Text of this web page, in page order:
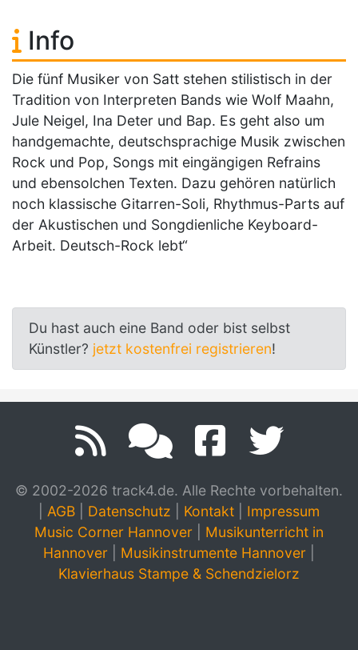
Info
Die fünf Musiker von Satt stehen stilistisch in der
Tradition von Interpreten Bands wie Wolf Maahn,
Jule Neigel, Ina Deter und Bap. Es geht also um
handgemachte, deutschsprachige Musik zwischen
Rock und Pop, Songs mit eingängigen Refrains
und ebensolchen Texten. Dazu gehören natürlich
noch klassische Gitarren-Soli, Rhythmus-Parts auf
der Akustischen und Songdienliche Keyboard-
Arbeit. Deutsch-Rock lebt“
Du hast auch eine Band oder bist selbst
Künstler? jetzt kostenfrei registrieren!
© 2002-2026 track4.de. Alle Rechte vorbehalten.
AGB Datenschutz Kontakt
Impressum
Music Corner Hannover
Musikunterricht in
Hannover
Musikinstrumente Hannover
Klavierhaus Stampe & Schendzielorz